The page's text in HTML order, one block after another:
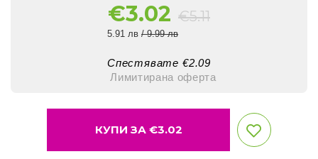
€3.02 €5.11
5.91 лв / 9.99 лв
Спестявате €2.09
Лимитирана оферта
КУПИ ЗА €3.02